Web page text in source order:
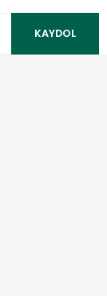
KAYDOL